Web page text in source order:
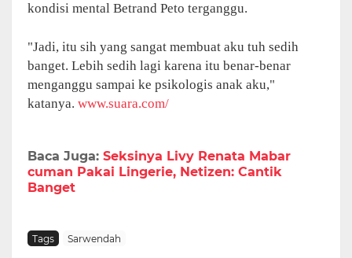
kondisi mental Betrand Peto terganggu.
"Jadi, itu sih yang sangat membuat aku tuh sedih
banget. Lebih sedih lagi karena itu benar-benar
menganggu sampai ke psikologis anak aku,"
katanya. www.suara.com/
Baca Juga: Seksinya Livy Renata Mabar
cuman Pakai Lingerie, Netizen: Cantik
Banget
Tags Sarwendah